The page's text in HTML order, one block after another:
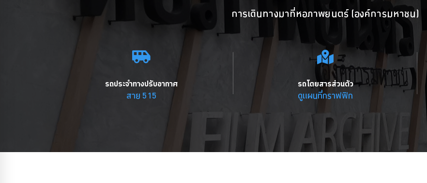
การเดินทางมาที่หอภาพยนตร์ (องค์การมหาชน)
รถประจำทางปรับอากาศ
สาย 515
รถโดยสารส่วนตัว
ดูแผนที่กราฟฟิก